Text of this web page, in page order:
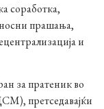
соработка,
прашања,
и
за пратеник во
претседавајќи